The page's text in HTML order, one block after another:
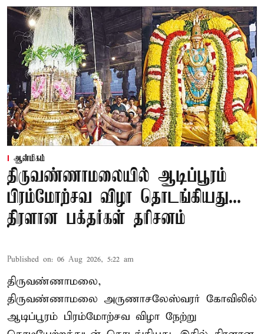
ஆன்மிகம்
திருவண்ணாமலையில் ஆடிப்பூரம்
பிரம்மோற்சவ விழா தொடங்கியது...
திரளான பக்தர்கள் தரிசனம்
Published on: 06 Aug 2026, 5:22 am
திருவண்ணாமலை,
திருவண்ணாமலை அருணாசலேஸ்வரர் கோவிலில்
ஆடிப்பூரம் பிரம்மோற்சவ விழா நேற்று